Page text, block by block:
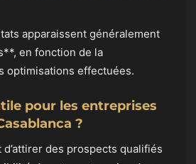
apparaissent généralement
en fonction de la
optimisations effectuées.
pour les entreprises
?
d’attirer des prospects qualifiés